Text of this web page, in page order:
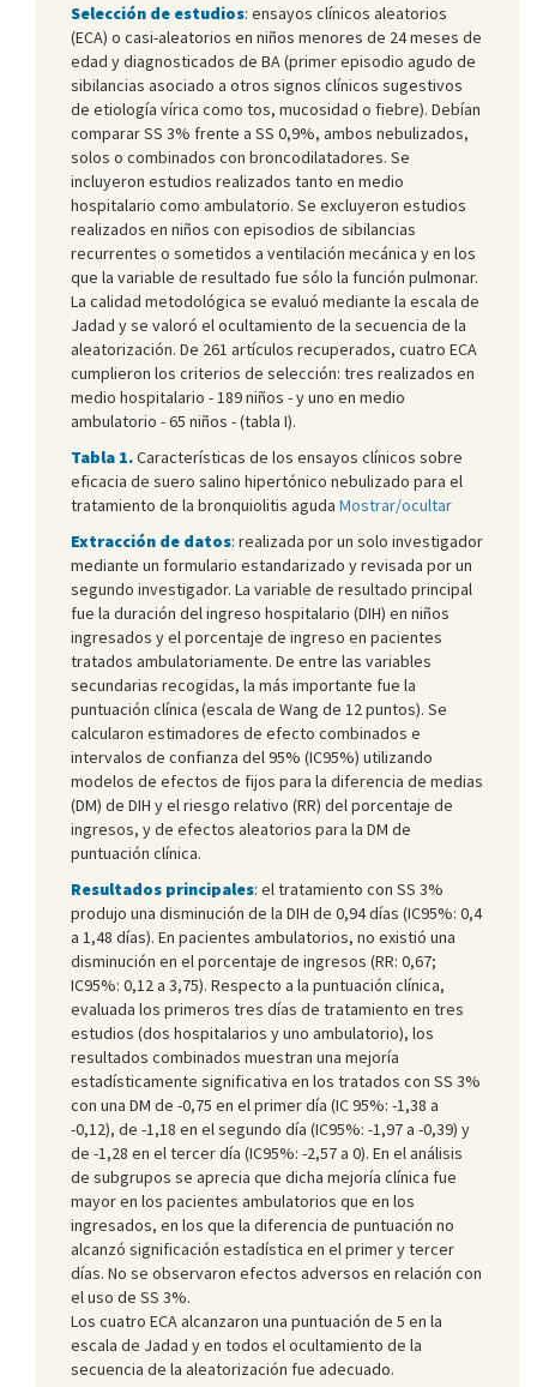
Selección de estudios: ensayos clínicos aleatorios
(ECA) o casi-aleatorios en niños menores de 24 meses de
edad y diagnosticados de BA (primer episodio agudo de
sibilancias asociado a otros signos clínicos sugestivos
de etiología vírica como tos, mucosidad o fiebre). Debían
comparar SS 3% frente a SS 0,9%, ambos nebulizados,
solos o combinados con broncodilatadores. Se
incluyeron estudios realizados tanto en medio
hospitalario como ambulatorio. Se excluyeron estudios
realizados en niños con episodios de sibilancias
recurrentes o sometidos a ventilación mecánica y en los
que la variable de resultado fue sólo la función pulmonar.
La calidad metodológica se evaluó mediante la escala de
Jadad y se valoró el ocultamiento de la secuencia de la
aleatorización. De 261 artículos recuperados, cuatro ECA
cumplieron los criterios de selección: tres realizados en
medio hospitalario - 189 niños - y uno en medio
ambulatorio - 65 niños - (tabla I).
Tabla 1.Características de los ensayos clínicos sobre
eficacia de suero salino hipertónico nebulizado para el
tratamiento de la bronquiolitis aguda Mostrar/ocultar
Extracción de datos: realizada por un solo investigador
mediante un formulario estandarizado y revisada por un
segundo investigador. La variable de resultado principal
fue la duración del ingreso hospitalario (DIH) en niños
ingresados y el porcentaje de ingreso en pacientes
tratados ambulatoriamente. De entre las variables
secundarias recogidas, la más importante fue la
puntuación clínica (escala de Wang de 12 puntos). Se
calcularon estimadores de efecto combinados e
intervalos de confianza del 95% (IC95%) utilizando
modelos de efectos de fijos para la diferencia de medias
(DM) de DIH y el riesgo relativo (RR) del porcentaje de
ingresos, y de efectos aleatorios para la DM de
puntuación clínica.
Resultados principales: el tratamiento con SS 3%
produjo una disminución de la DIH de 0,94 días (IC95%: 0,4
a 1,48 días). En pacientes ambulatorios, no existió una
disminución en el porcentaje de ingresos (RR: 0,67;
IC95%: 0,12 a 3,75). Respecto a la puntuación clínica,
evaluada los primeros tres días de tratamiento en tres
estudios (dos hospitalarios y uno ambulatorio), los
resultados combinados muestran una mejoría
estadísticamente significativa en los tratados con SS 3%
con una DM de -0,75 en el primer día (IC 95%: -1,38 a
-0,12), de -1,18 en el segundo día (IC95%: -1,97 a -0,39) y
de -1,28 en el tercer día (IC95%: -2,57 a 0). En el análisis
de subgrupos se aprecia que dicha mejoría clínica fue
mayor en los pacientes ambulatorios que en los
ingresados, en los que la diferencia de puntuación no
alcanzó significación estadística en el primer y tercer
días. No se observaron efectos adversos en relación con
el uso de SS 3%.
Los cuatro ECA alcanzaron una puntuación de 5 en la
escala de Jadad y en todos el ocultamiento de la
secuencia de la aleatorización fue adecuado.